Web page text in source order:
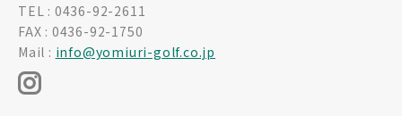
TEL : 0436-92-2611
FAX : 0436-92-1750
Mail : info@yomiuri-golf.co.jp